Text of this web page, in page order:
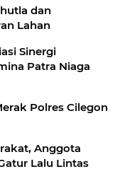
dan
Lahan
Sinergi
Patra Niaga
Polres Cilegon
Anggota
Lalu Lintas